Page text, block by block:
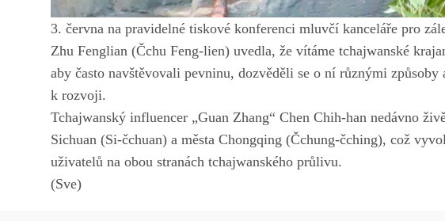
3. června na pravidelné tiskové konferenci mluvčí kanceláře pro
Zhu Fenglian (Čchu Feng-lien) uvedla, že vítáme tchajwanské
aby často navštěvovali pevninu, dozvěděli se o ní různými
k rozvoji.
Tchajwanský influencer „Guan Zhang“ Chen Chih-han nedávno
Sichuan (Si-čchuan) a města Chongqing (Čchung-čching), což
uživatelů na obou stranách tchajwanského průlivu.
(Sve)